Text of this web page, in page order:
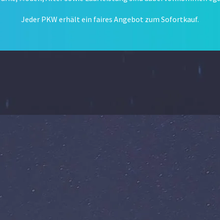
Jeder PKW erhält ein faires Angebot zum Sofortkauf.